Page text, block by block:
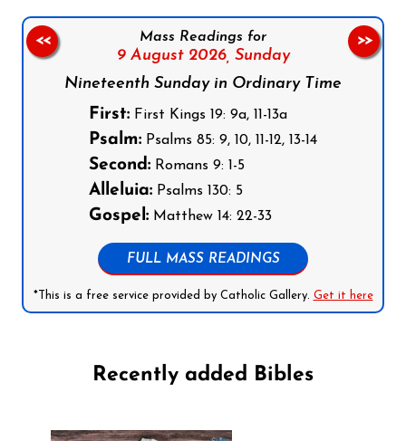
Mass Readings for
9 August 2026, Sunday
Nineteenth Sunday in Ordinary Time
First: First Kings 19: 9a, 11-13a
Psalm: Psalms 85: 9, 10, 11-12, 13-14
Second: Romans 9: 1-5
Alleluia: Psalms 130: 5
Gospel: Matthew 14: 22-33
FULL MASS READINGS
*This is a free service provided by Catholic Gallery. Get it here
<< >>
Recently added Bibles